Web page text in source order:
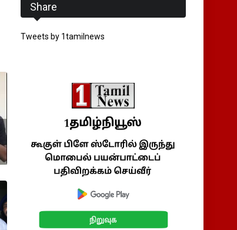
Share
Tweets by 1tamilnews